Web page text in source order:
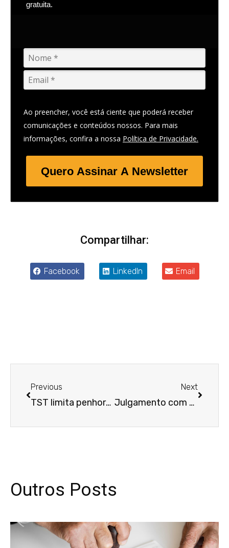
gratuita.
Ao preencher, você está ciente que poderá receber
comunicações e conteúdos nossos. Para mais
informações, confira a nossa Política de Privacidade.
Quero Assinar A Newsletter
Compartilhar:
Facebook LinkedIn Email
Previous
TST limita penhora de aposentadoria de idosa que recebe menos de quatro salários mínimos
Next
Julgamento com perspectiva de gênero garante indenização a trabalhadora que sofreu assédio moral
Outros Posts